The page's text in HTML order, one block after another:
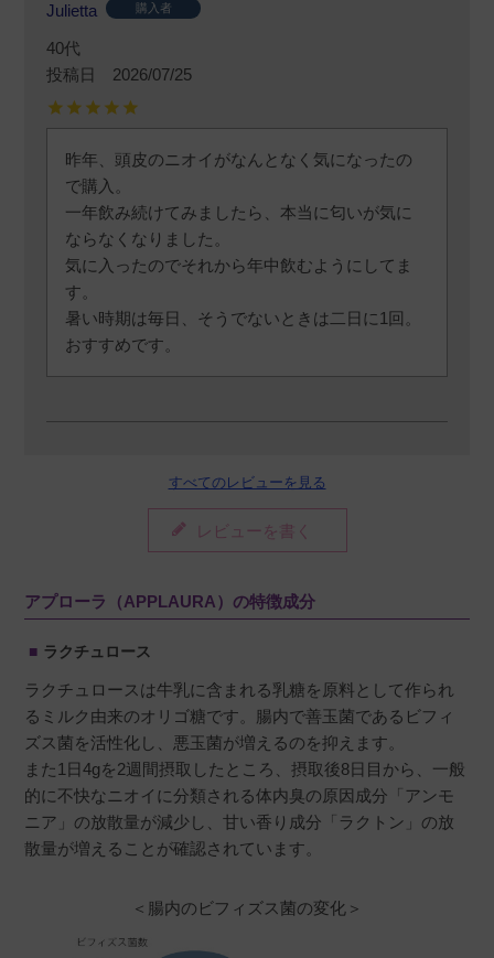
Julietta 購入者
40代
投稿日
2026/07/25
昨年、頭皮のニオイがなんとなく気になったの
で購入。
一年飲み続けてみましたら、本当に匂いが気に
ならなくなりました。
気に入ったのでそれから年中飲むようにしてま
す。
暑い時期は毎日、そうでないときは二日に1回。
おすすめです。
2026/07/25
味が美味しく飲みやすいです。他のビタミンCサ
プリも混ぜて飲んでいます。
mimi 購入者
30代 女性
投稿日
2026/07/24
飲みやすい味なのでリピートしました！
個人的に美味しいと思います。
すべてのレビューを見る
レビューを書く
アプローラ（APPLAURA）の特徴成分
ラクチュロース
ラクチュロースは牛乳に含まれる乳糖を原料として作られ
るミルク由来のオリゴ糖です。腸内で善玉菌であるビフィ
ズス菌を活性化し、悪玉菌が増えるのを抑えます。
また1日4gを2週間摂取したところ、摂取後8日目から、一般
的に不快なニオイに分類される体内臭の原因成分「アンモ
ニア」の放散量が減少し、甘い香り成分「ラクトン」の放
散量が増えることが確認されています。
＜腸内のビフィズス菌の変化＞